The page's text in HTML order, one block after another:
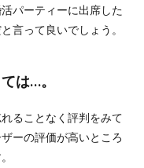
パーティーに出席した
言って良いでしょう。
は…。
ることなく評判をみて
ーの評価が高いところ